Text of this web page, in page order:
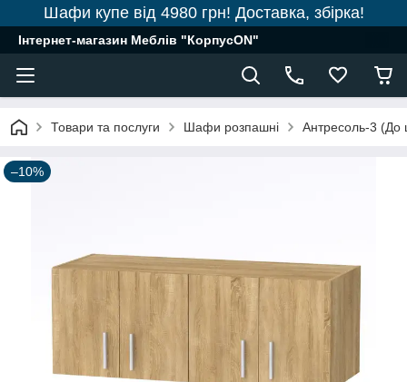
Шафи купе від 4980 грн! Доставка, збірка!
Інтернет-магазин Меблів "КорпусON"
Товари та послуги Шафи розпашні Антресоль-3
–10%